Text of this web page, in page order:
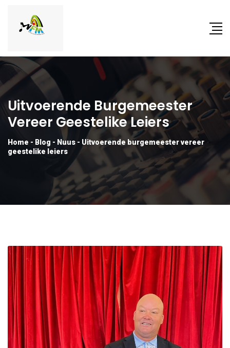
Uitvoerende Burgemeester
Vereer Geestelike Leiers
Home - Blog - Nuus - Uitvoerende burgemeester vereer
geestelike leiers